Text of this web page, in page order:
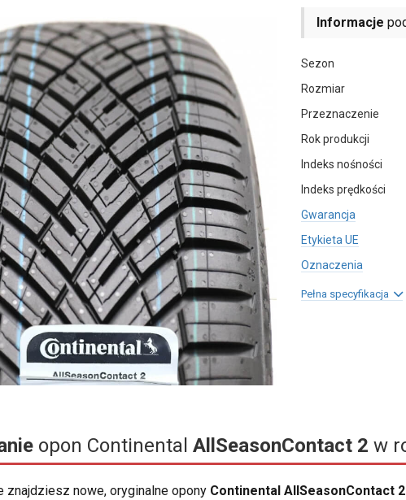
Informacje
Sezon
Rozmiar
Przeznaczenie
Rok produkcji
Indeks nośności
Indeks prędkości
Gwarancja
Etykieta UE
Oznaczenia
Pełna specyfikacja
opon Continental AllSeasonContact 2 w
znajdziesz nowe, oryginalne opony Continental AllSeasonContact 2